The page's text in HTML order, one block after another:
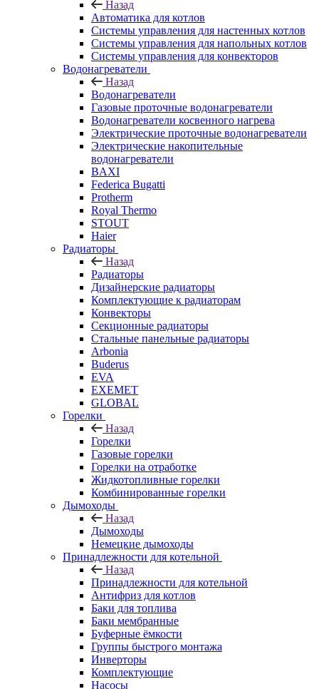
Назад
Автоматика для котлов
Системы управления для настенных котлов
Системы управления для напольных котлов
Системы управления для конвекторов
Водонагреватели
Назад
Водонагреватели
Газовые проточные водонагреватели
Водонагреватели косвенного нагрева
Электрические проточные водонагреватели
Электрические накопительные
водонагреватели
BAXI
Federica Bugatti
Protherm
Royal Thermo
STOUT
Haier
Радиаторы
Назад
Радиаторы
Дизайнерские радиаторы
Комплектующие к радиаторам
Конвекторы
Секционные радиаторы
Стальные панельные радиаторы
Arbonia
Buderus
EVA
EXEMET
GLOBAL
Горелки
Назад
Горелки
Газовые горелки
Горелки на отработке
Жидкотопливные горелки
Комбинированные горелки
Дымоходы
Назад
Дымоходы
Немецкие дымоходы
Принадлежности для котельной
Назад
Принадлежности для котельной
Антифриз для котлов
Баки для топлива
Баки мембранные
Буферные ёмкости
Группы быстрого монтажа
Инверторы
Комплектующие
Насосы